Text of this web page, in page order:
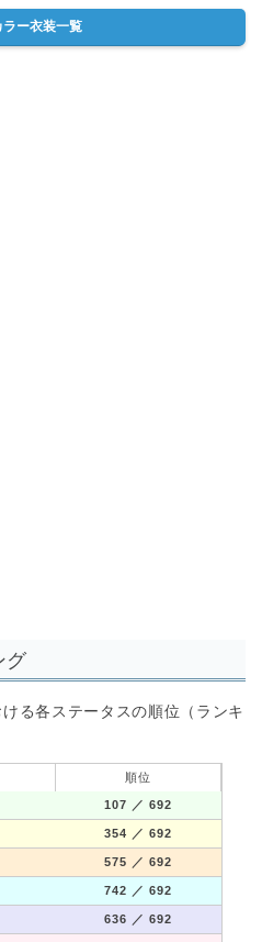
ー衣装一覧
グ
る各ステータスの順位（ランキ
順位
107 ／ 692
354 ／ 692
575 ／ 692
742 ／ 692
636 ／ 692